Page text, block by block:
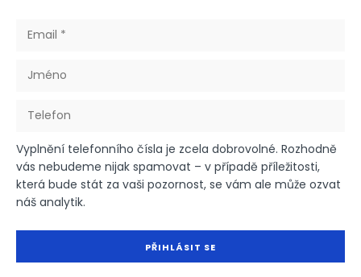
Vyplnění telefonního čísla je zcela dobrovolné. Rozhodně
vás nebudeme nijak spamovat – v případě příležitosti,
která bude stát za vaši pozornost, se vám ale může ozvat
náš analytik.